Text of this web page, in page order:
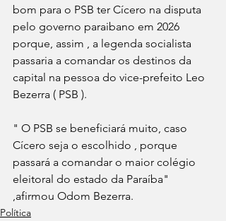
bom para o PSB ter Cícero na disputa
pelo governo paraibano em 2026
porque, assim , a legenda socialista
passaria a comandar os destinos da
capital na pessoa do vice-prefeito Leo
Bezerra ( PSB ).
" O PSB se beneficiará muito, caso
Cícero seja o escolhido , porque
passará a comandar o maior colégio
eleitoral do estado da Paraíba"
,afirmou Odom Bezerra.
Política